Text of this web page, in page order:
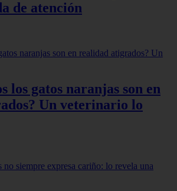
de atención
los gatos naranjas son en
Un veterinario lo